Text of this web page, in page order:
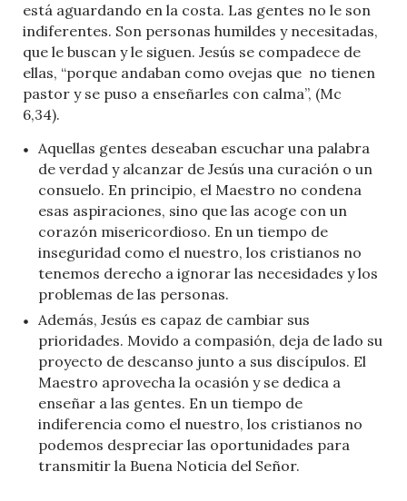
está aguardando en la costa. Las gentes no le son
indiferentes. Son personas humildes y necesitadas,
que le buscan y le siguen. Jesús se compadece de
ellas, “porque andaban como ovejas que no tienen
pastor y se puso a enseñarles con calma”, (Mc
6,34).
Aquellas gentes deseaban escuchar una palabra
de verdad y alcanzar de Jesús una curación o un
consuelo. En principio, el Maestro no condena
esas aspiraciones, sino que las acoge con un
corazón misericordioso. En un tiempo de
inseguridad como el nuestro, los cristianos no
tenemos derecho a ignorar las necesidades y los
problemas de las personas.
Además, Jesús es capaz de cambiar sus
prioridades. Movido a compasión, deja de lado su
proyecto de descanso junto a sus discípulos. El
Maestro aprovecha la ocasión y se dedica a
enseñar a las gentes. En un tiempo de
indiferencia como el nuestro, los cristianos no
podemos despreciar las oportunidades para
transmitir la Buena Noticia del Señor.